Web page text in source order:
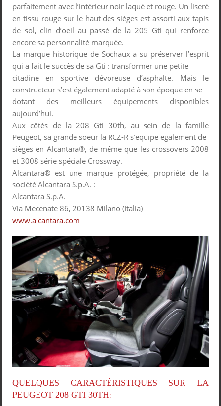
parfaitement avec l’intérieur noir laqué et rouge. Un liseré
en tissu rouge sur le haut des sièges est assorti aux tapis
de sol, clin d’oeil au passé de la 205 Gti qui renforce
encore sa personnalité marquée.
La marque historique de Sochaux a su préserver l’esprit
qui a fait le succès de sa Gti : transformer une petite
citadine en sportive dévoreuse d’asphalte. Mais le
constructeur s’est également adapté à son époque en se
dotant des meilleurs équipements disponibles
aujourd’hui.
Aux côtés de la 208 Gti 30th, au sein de la famille
Peugeot, sa grande soeur la RCZ-R s’équipe également de
sièges en Alcantara®, de même que les crossovers 2008
et 3008 série spéciale Crossway.
Alcantara® est une marque protégée, propriété de la
société Alcantara S.p.A. :
Alcantara S.p.A.
Via Mecenate 86, 20138 Milano (Italia)
www.alcantara.com
QUELQUES CARACTÉRISTIQUES SUR LA
PEUGEOT 208 GTI 30TH: